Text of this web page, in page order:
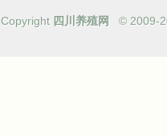
Copyright 四川养殖网 © 2009-